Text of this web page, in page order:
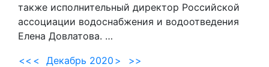
также исполнительный директор Российской
ассоциации водоснабжения и водоотведения
Елена Довлатова. …
<< < Декабрь 2020 >
>>